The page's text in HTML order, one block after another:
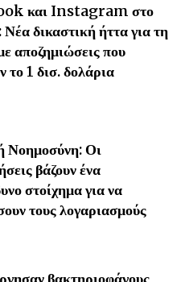
και Instagram στο
Νέα δικαστική ήττα για τη
αποζημιώσεις που
το 1 δισ. δολάρια
Νοημοσύνη: Οι
βάζουν ένα
στοίχημα για να
τους λογαριασμούς
βακτηριοφάγους